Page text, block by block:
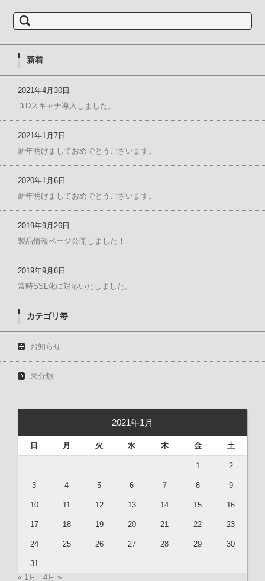
索:
新着
2021年4月30日
３Dスキャナ導入しました。
2021年1月7日
新年明けましておめでとうございます。
2020年1月6日
新年明けましておめでとうございます。
2019年9月26日
製品情報ページ公開しました！
2019年9月6日
常時SSL化に対応いたしました。
カテゴリ毎
お知らせ
未分類
2021年1月
日 月 火 水 木 金 土
1 2
3 4 5 6 7 8 9
10 11 12 13 14 15 16
17 18 19 20 21 22 23
24 25 26 27 28 29 30
31
« 1月
4月 »